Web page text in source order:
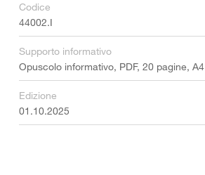
Codice
44002.I
Supporto informativo
Opuscolo informativo, PDF, 20 pagine, A4
Edizione
01.10.2025